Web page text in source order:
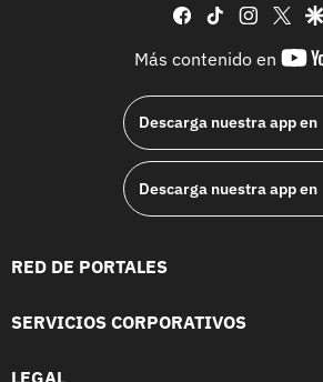
facebook
tiktok
Más contenido en
Descarga nuestra app en
Descarga nuestra app en
RED DE PORTALES
SERVICIOS CORPORATIVOS